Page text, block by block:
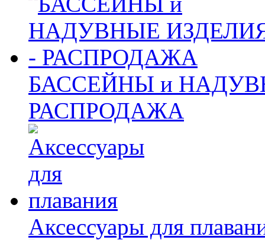
БАССЕЙНЫ и
РАСПРОДАЖА
Аксессуары для